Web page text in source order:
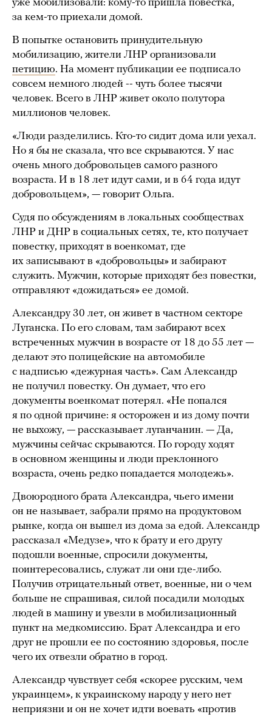
уже мобилизовали: кому-то пришла повестка,
за кем-то приехали домой.
В попытке остановить принудительную
мобилизацию, жители ЛНР организовали
петицию. На момент публикации ее подписало
совсем немного людей -- чуть более тысячи
человек. Всего в ЛНР живет около полутора
миллионов человек.
«Люди разделились. Кто-то сидит дома или уехал.
Но я бы не сказала, что все скрываются. У нас
очень много добровольцев самого разного
возраста. И в 18 лет идут сами, и в 64 года идут
добровольцем», — говорит Ольга.
Судя по обсуждениям в локальных сообществах
ЛНР и ДНР в социальных сетях, те, кто получает
повестку, приходят в военкомат, где
их записывают в «добровольцы» и забирают
служить. Мужчин, которые приходят без повестки,
отправляют «дожидаться» ее домой.
Александру 30 лет, он живет в частном секторе
Луганска. По его словам, там забирают всех
встреченных мужчин в возрасте от 18 до 55 лет —
делают это полицейские на автомобиле
с надписью «дежурная часть». Сам Александр
не получил повестку. Он думает, что его
документы военкомат потерял. «Не попался
я по одной причине: я осторожен и из дому почти
не выхожу, — рассказывает луганчанин. — Да,
мужчины сейчас скрываются. По городу ходят
в основном женщины и люди преклонного
возраста, очень редко попадается молодежь».
Двоюродного брата Александра, чьего имени
он не называет, забрали прямо на продуктовом
рынке, когда он вышел из дома за едой. Александр
рассказал «Медузе», что к брату и его другу
подошли военные, спросили документы,
поинтересовались, служат ли они где-либо.
Получив отрицательный ответ, военные, ни о чем
больше не спрашивая, силой посадили молодых
людей в машину и увезли в мобилизационный
пункт на медкомиссию. Брат Александра и его
друг не прошли ее по состоянию здоровья, после
чего их отвезли обратно в город.
Александр чувствует себя «скорее русским, чем
украинцем», к украинскому народу у него нет
неприязни и он не хочет идти воевать «против